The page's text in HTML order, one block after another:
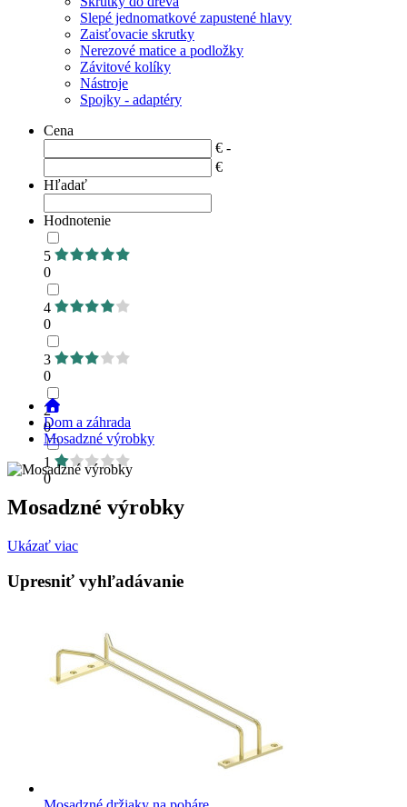
Slepé jednomatkové zapustené hlavy
Zaisťovacie skrutky
Nerezové matice a podložky
Závitové kolíky
Nástroje
Spojky - adaptéry
Cena
€ -
€
Hľadať
Hodnotenie
5
0
4
0
3
0
2
0
1
0
Dom a záhrada
Mosadzné výrobky
Mosadzné výrobky
Ukázať viac
Upresniť vyhľadávanie